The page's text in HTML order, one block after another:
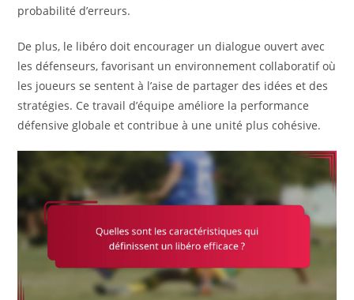
probabilité d’erreurs.
De plus, le libéro doit encourager un dialogue ouvert avec
les défenseurs, favorisant un environnement collaboratif où
les joueurs se sentent à l’aise de partager des idées et des
stratégies. Ce travail d’équipe améliore la performance
défensive globale et contribue à une unité plus cohésive.